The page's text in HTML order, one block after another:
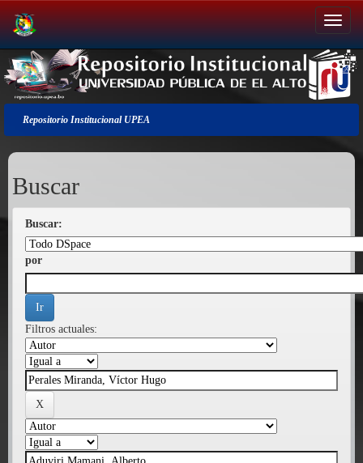
Salir
de
la
navegación
Repositorio Institucional UPEA
Buscar
Buscar:
por
Filtros actuales: